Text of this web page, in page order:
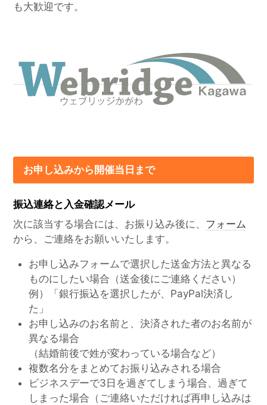
も大歓迎です。
お申し込みから開催当日まで
振込連絡と入金確認メール
次に該当する場合には、お振り込み後に、 フォーム
から、ご連絡をお願いいたします。
お申し込みフォームで選択した送金方法と異なる
ものにしたい場合（送金後にご連絡ください）
例）「銀行振込を選択したが、PayPal決済し
た」
お申し込みのお名前と、決済された者のお名前が
異なる場合
（結婚前後で姓が変わっている場合など）
複数名分をまとめてお振り込みされる場合
ビジネスデーで3日を過ぎてしまう場合、過ぎて
しまった場合（ご連絡いただければ再申し込みは